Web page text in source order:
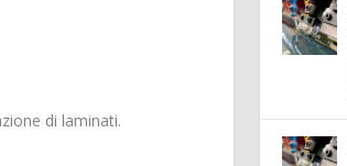
di laminati.